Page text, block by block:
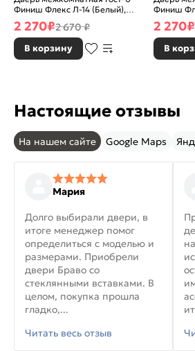
Финиш Флекс Л-14 (Белый),
глухая, каркасно-щитовая
2 270₽2 670 ₽
В корзину
Финиш
Л-11
2 270₽
В
Настоящие отзывы
На нашем сайте Google Maps
Мария
Долго выбирали двери, в
итоге менеджер помог
определиться с моделью и
размерами. Приобрели
двери Браво со
стеклянными вставками. В
целом, покупка прошла
гладко,...
Читать весь отзыв